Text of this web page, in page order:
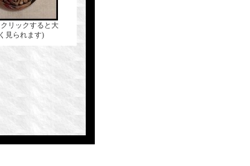
リックすると大
見られます)